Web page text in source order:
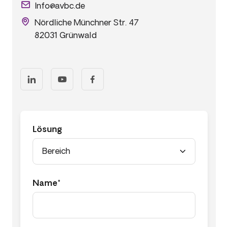
Info@avbc.de
Nördliche Münchner Str. 47
82031 Grünwald
Lösung
Name*